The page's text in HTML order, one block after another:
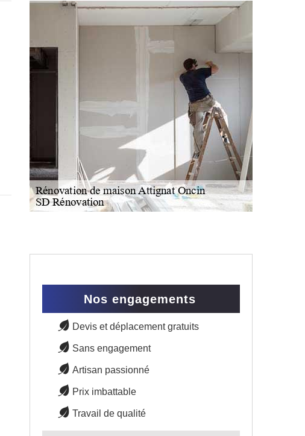
Nos engagements
Devis et déplacement gratuits
Sans engagement
Artisan passionné
Prix imbattable
Travail de qualité